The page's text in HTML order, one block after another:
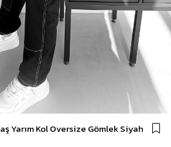
Yarım Kol Oversize Gömlek Siyah